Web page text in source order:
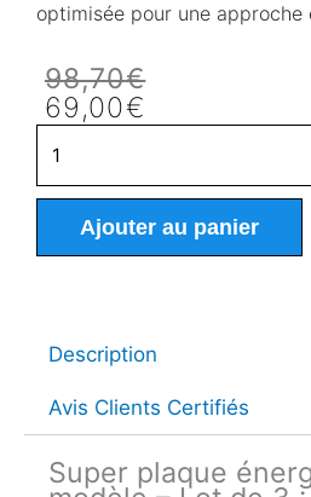
optimisée pour une approche
98,70€
Le
prix
initial
était :
98,70€.
69,00€
Le
prix
actuel
est :
69,00€.
de
Super
plaque
énergie
modèle
Lot
de
Ajouter au panier
Description
Avis Clients Certifiés
Super plaque